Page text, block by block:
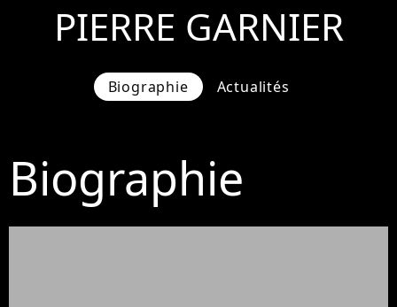
PIERRE GARNIER
Biographie Actualités
Biographie